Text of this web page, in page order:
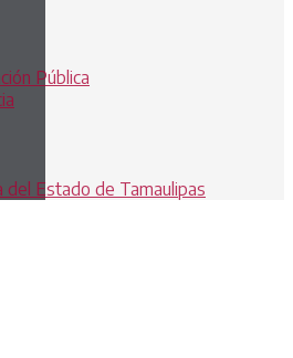
Pública
del Estado de Tamaulipas